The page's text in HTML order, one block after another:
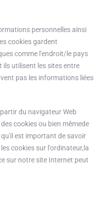
personnelles ainsi
cookies gardent
comme l'endroit/le pays
ils utilisent les sites entre
pas les informations liées
du navigateur Web
cookies ou bien mêmede
est important de savoir
cookies sur l'ordinateur,la
sur notre site Internet peut